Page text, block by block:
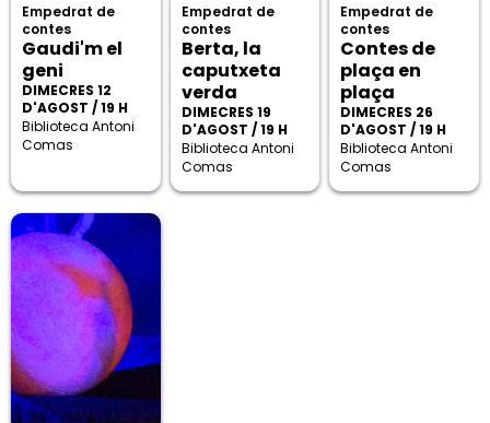
Empedrat de
contes
Gaudi'm el
geni
DIMECRES 12
D'AGOST / 19 H
Biblioteca Antoni
Comas
Empedrat de
contes
Berta, la
caputxeta
verda
DIMECRES 19
D'AGOST / 19 H
Biblioteca Antoni
Comas
Empedrat de
contes
Contes de
plaça en
plaça
DIMECRES 26
D'AGOST / 19 H
Biblioteca Antoni
Comas